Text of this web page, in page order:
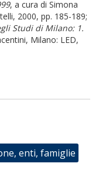
, a cura di Simona
2000, pp. 185-189;
Studi di Milano: 1.
Milano: LED,
enti, famiglie